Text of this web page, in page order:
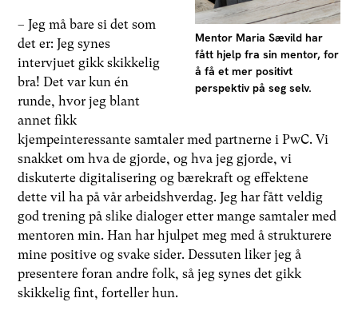
Mentor Maria Sævild har
fått hjelp fra sin mentor, for
å få et mer positivt
perspektiv på seg selv.
– Jeg må bare si det som
det er: Jeg synes
intervjuet gikk skikkelig
bra! Det var kun én
runde, hvor jeg blant
annet fikk
kjempeinteressante samtaler med partnerne i PwC. Vi
snakket om hva de gjorde, og hva jeg gjorde, vi
diskuterte digitalisering og bærekraft og effektene
dette vil ha på vår arbeidshverdag. Jeg har fått veldig
god trening på slike dialoger etter mange samtaler med
mentoren min. Han har hjulpet meg med å strukturere
mine positive og svake sider. Dessuten liker jeg å
presentere foran andre folk, så jeg synes det gikk
skikkelig fint, forteller hun.